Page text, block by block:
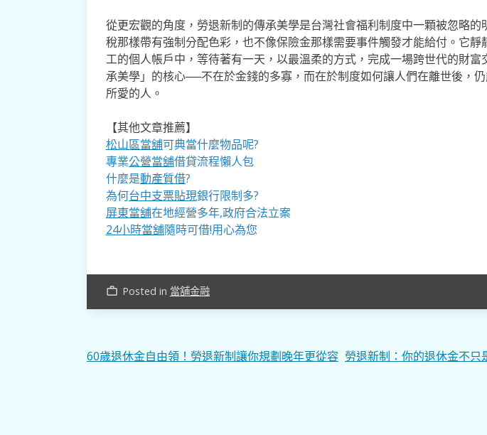
從更宏觀的角度，勞退新制的傳承美學是台灣社會福利制度中一顆被忽略的
稅那樣帶有強制分配色彩，也不像保險金那樣需要事件觸發才能給付。它靜
工的個人帳戶中，等待著有一天，以最溫柔的方式，完成一場跨世代的財富
承美學」的核心──不在於金錢的多寡，而在於制度如何讓人們在離世後，
所愛的人。
【其他文章推薦】
松山區當舖可典當什麼物品呢?
專業公營當舖借貸流程懶人包
什麼是動產質借?
為何台中支票貼現銀行限制多?
屏東當舖在地經營多年,政府合法立案
24小時當舖隨時可借!用心為您
work_outline Posted in 當舖金融
文
60歲退休金自由領！勞退新制讓你規劃晚年更從容 勞退新制：你的退休金不只